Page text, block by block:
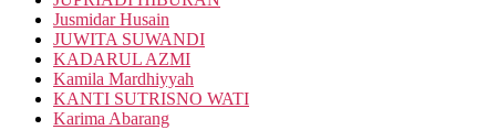
Jusmidar Husain
JUWITA SUWANDI
KADARUL AZMI
Kamila Mardhiyyah
KANTI SUTRISNO WATI
Karima Abarang